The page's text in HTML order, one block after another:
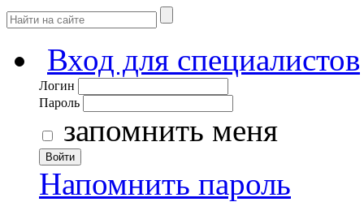
Вход для специалистов
Логин
Пароль
запомнить меня
Войти
Напомнить пароль